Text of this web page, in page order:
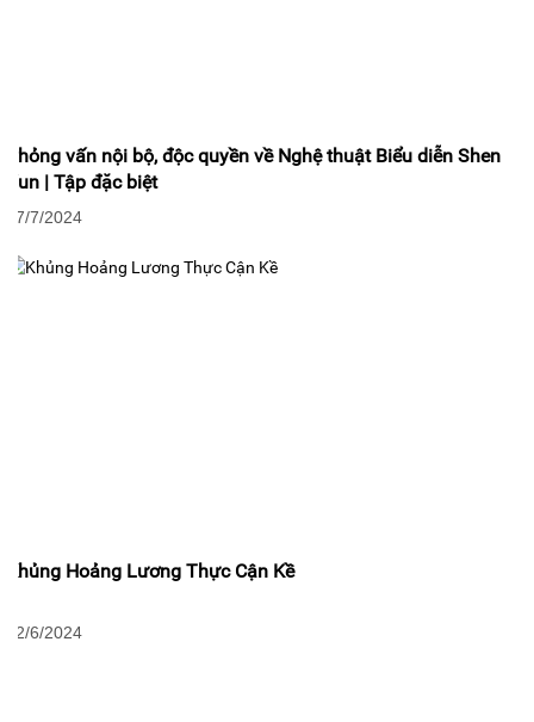
Phỏng vấn nội bộ, độc quyền về Nghệ thuật Biểu diễn Shen
Yun | Tập đặc biệt
07/7/2024
Khủng Hoảng Lương Thực Cận Kề
12/6/2024